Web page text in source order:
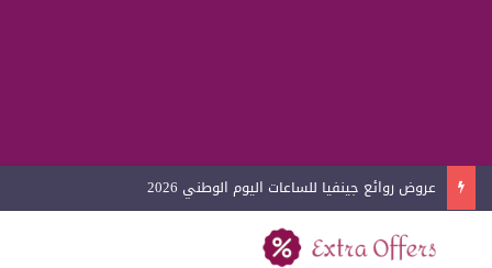
عروض روائع جينفيا للساعات اليوم الوطني 2026
بحث عن